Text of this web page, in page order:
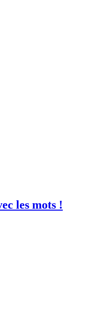
les mots !